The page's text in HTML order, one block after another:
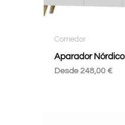
Comedor
Aparador Nórdico
Desde 248,00 €